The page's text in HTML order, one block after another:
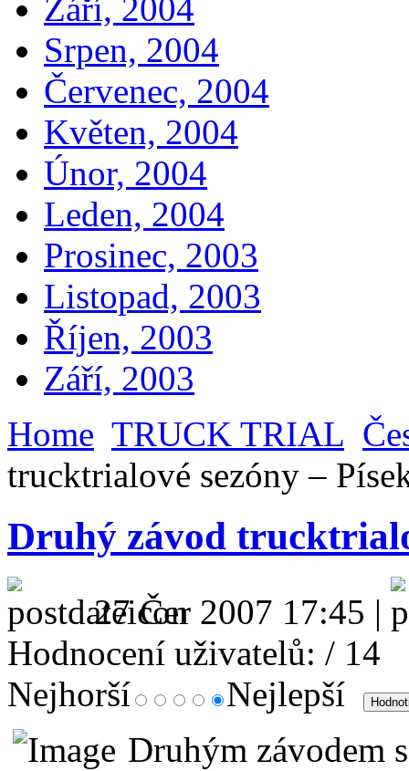
Září, 2004
Srpen, 2004
Červenec, 2004
Květen, 2004
Únor, 2004
Leden, 2004
Prosinec, 2003
Listopad, 2003
Říjen, 2003
Září, 2003
Home TRUCK TRIAL
trucktrialové sezóny –
Druhý závod
27 Čer 2007 17:45 |
Hodnocení uživatelů: / 14
Nejhorší
Nejlepší
Druhým závodem